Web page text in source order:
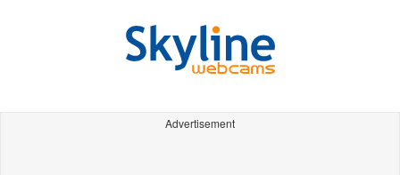
Advertisement